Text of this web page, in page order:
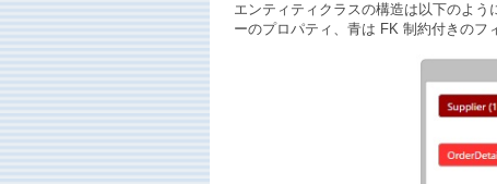
エンティティクラスの構造は以下のよ
ーのプロパティ、青は FK 制約付きのフ